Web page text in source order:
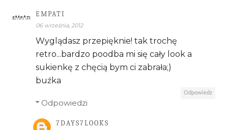
EMPATI
06 września, 2012
Wyglądasz przepięknie! tak trochę
retro...bardzo poodba mi się cały look a
sukienkę z chęcią bym ci zabrała;)
buźka
Odpowiedz
Odpowiedzi
7DAYS7LOOKS